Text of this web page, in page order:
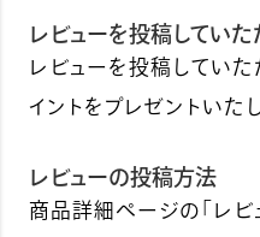
レビューを投稿していた
レビューを投稿していた
イントをプレゼントいたし
レビューの投稿方法
商品詳細ページの「レビ